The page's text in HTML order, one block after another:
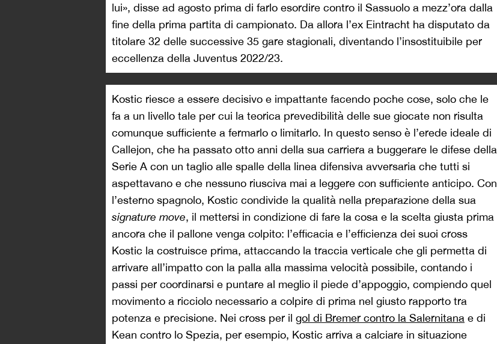
lui», disse ad agosto prima di farlo esordire contro il Sassuolo a mezz’ora dalla
fine della prima partita di campionato. Da allora l’ex Eintracht ha disputato da
titolare 32 delle successive 35 gare stagionali, diventando l’insostituibile per
eccellenza della Juventus 2022/23.
Kostic riesce a essere decisivo e impattante facendo poche cose, solo che le
fa a un livello tale per cui la teorica prevedibilità delle sue giocate non risulta
comunque sufficiente a fermarlo o limitarlo. In questo senso è l’erede ideale di
Callejon, che ha passato otto anni della sua carriera a buggerare le difese della
Serie A con un taglio alle spalle della linea difensiva avversaria che tutti si
aspettavano e che nessuno riusciva mai a leggere con sufficiente anticipo. Con
l’esterno spagnolo, Kostic condivide la qualità nella preparazione della sua
signature move, il mettersi in condizione di fare la cosa e la scelta giusta prima
ancora che il pallone venga colpito: l’efficacia e l’efficienza dei suoi cross
Kostic la costruisce prima, attaccando la traccia verticale che gli permetta di
arrivare all’impatto con la palla alla massima velocità possibile, contando i
passi per coordinarsi e puntare al meglio il piede d’appoggio, compiendo quel
movimento a ricciolo necessario a colpire di prima nel giusto rapporto tra
potenza e precisione. Nei cross per il gol di Bremer contro la Salernitana e di
Kean contro lo Spezia, per esempio, Kostic arriva a calciare in situazione